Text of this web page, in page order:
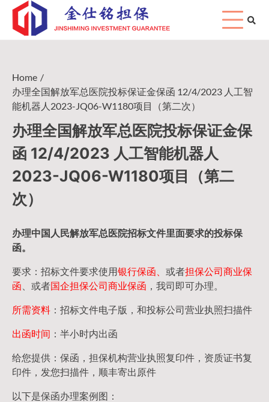
Skip
content
Home
办理全国解放军总医院投标保证金保函 12/4/2023 人工智
能机器人2023-JQ06-W1180项目（第二次）
办理全国解放军总医院投标保证金保
函 12/4/2023 人工智能机器人
2023-JQ06-W1180项目（第二
次）
办理中国人民解放军总医院招标文件里面要求的投标保
函。
要求：招标文件要求使用银行保函、 或者担保公司商业保
函 、或者国企担保公司商业保函 ，我司即可办理。
所需资料 ：招标文件电子版，和投标公司营业执照扫描件
出函时间 ：半小时内出函
给您提供：保函，担保机构营业执照复印件，资质证书复
印件，发您扫描件，顺丰寄出原件
以下是保函办理案例图：